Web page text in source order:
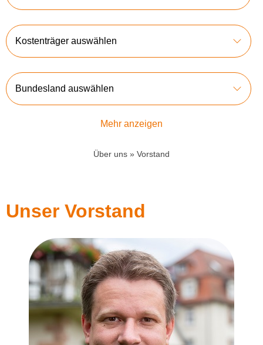
Kostenträger auswählen
Bundesland auswählen
Mehr anzeigen
Über uns » Vorstand
Unser Vorstand